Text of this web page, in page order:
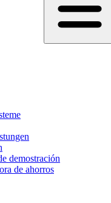
demostración
de ahorros